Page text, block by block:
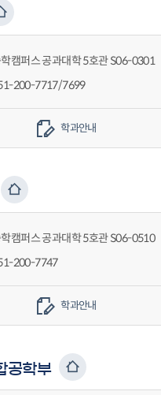
캠퍼스 공과대학 5호관 S06-0301
200-7717/7699
학과안내
캠퍼스 공과대학 5호관 S06-0510
200-7747
학과안내
공학부